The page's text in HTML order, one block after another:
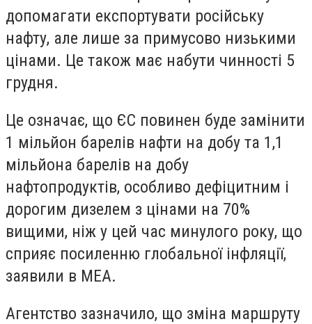
допомагати експортувати російську
нафту, але лише за примусово низькими
цінами. Це також має набути чинності 5
грудня.
Це означає, що ЄС повинен буде замінити
1 мільйон барелів нафти на добу та 1,1
мільйона барелів на добу
нафтопродуктів, особливо дефіцитним і
дорогим дизелем з цінами на 70%
вищими, ніж у цей час минулого року, що
сприяє посиленню глобальної інфляції,
заявили в МЕА.
Агентство зазначило, що зміна маршруту